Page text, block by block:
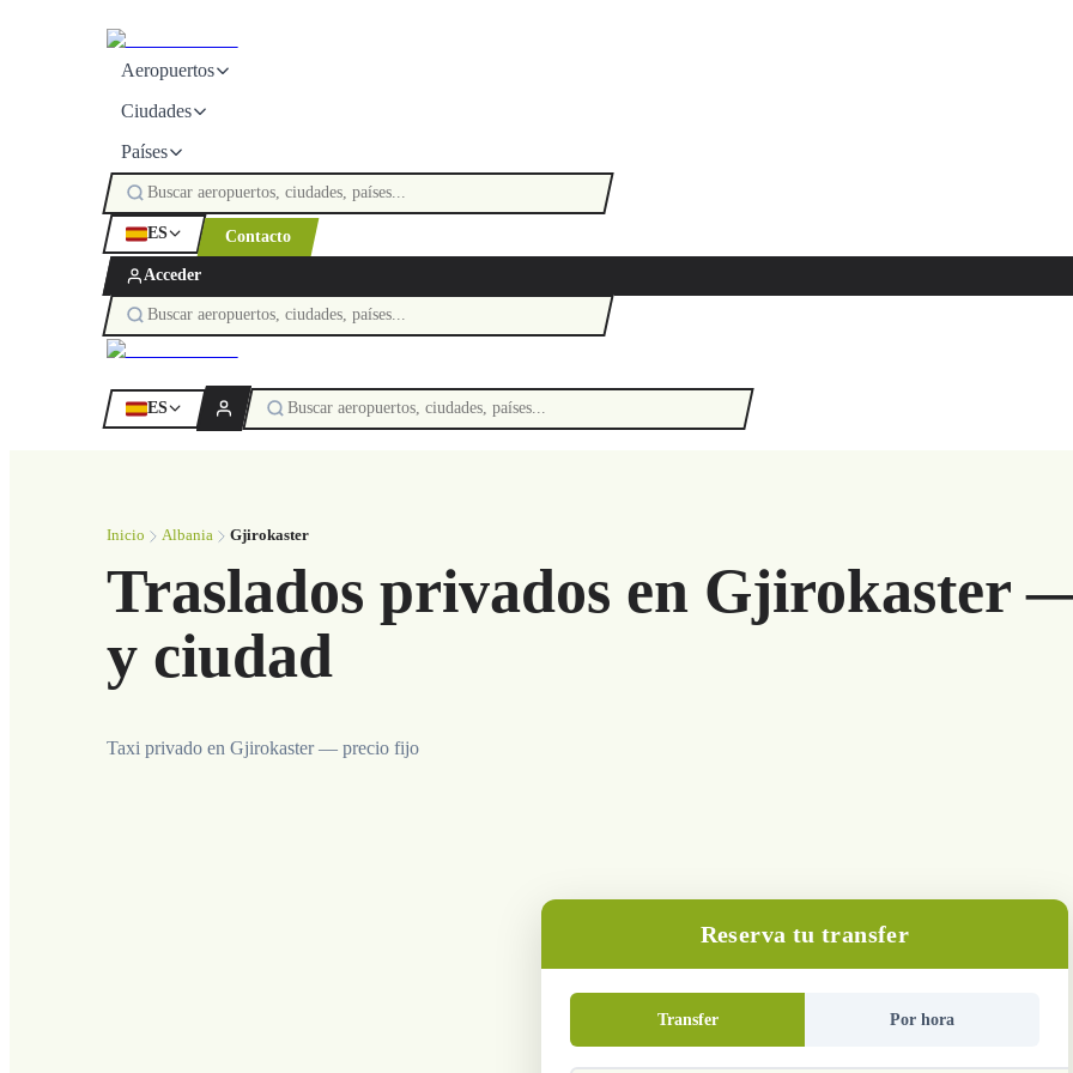
Aeropuertos
Ciudades
Países
ES Contacto
Acceder
ES
Inicio Albania Gjirokaster
Traslados privados en Gjirokaster
y ciudad
Taxi privado en Gjirokaster — precio fijo
Reserva tu transfer
Transfer Por hora